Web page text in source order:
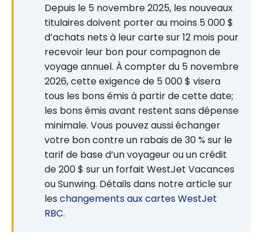
Depuis le 5 novembre 2025, les nouveaux
titulaires doivent porter au moins 5 000 $
d’achats nets à leur carte sur 12 mois pour
recevoir leur bon pour compagnon de
voyage annuel. À compter du 5 novembre
2026, cette exigence de 5 000 $ visera
tous les bons émis à partir de cette date;
les bons émis avant restent sans dépense
minimale. Vous pouvez aussi échanger
votre bon contre un rabais de 30 % sur le
tarif de base d’un voyageur ou un crédit
de 200 $ sur un forfait WestJet Vacances
ou Sunwing. Détails dans notre article sur
les changements aux cartes WestJet
RBC.